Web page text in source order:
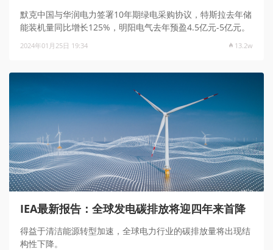
默克中国与华润电力签署10年期绿电采购协议，特斯拉去年储
能装机量同比增长125%，明阳电气去年预盈4.5亿元-5亿元。
2024年01月25日 19:34 13.2w
IEA最新报告：全球发电碳排放将迎四年来首降
得益于清洁能源转型加速，全球电力行业的碳排放量将出现结
构性下降。